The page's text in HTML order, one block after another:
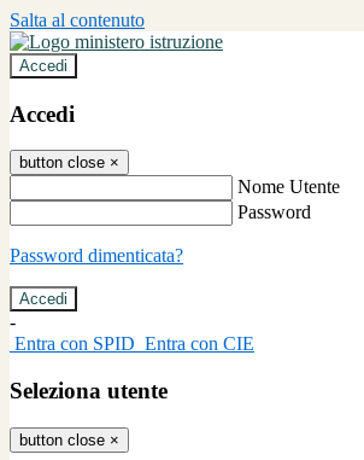
Salta al contenuto
Accedi
Accedi
button close ×
Nome Utente
Password
Password dimenticata?
-
Entra con SPID Entra con CIE
Seleziona utente
button close ×